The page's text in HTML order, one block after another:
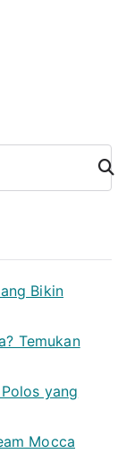
Cari
Bikin
Temukan
yang
Mocca